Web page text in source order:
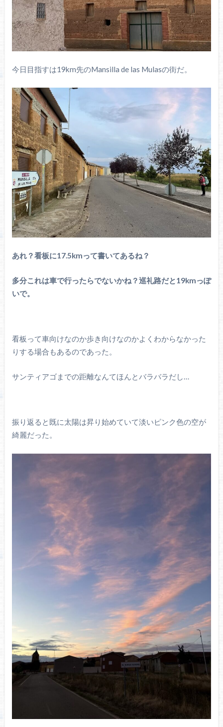
今日目指すは19km先のMansilla de las Mulasの街だ。
あれ？看板に17.5kmって書いてあるね？
多分これは車で行ったらでないかね？巡礼路だと19kmっぽ
いで。
看板って車向けなのか歩き向けなのかよくわからなかった
りする場合もあるのであった。
サンティアゴまでの距離なんてほんとバラバラだし…
振り返ると既に太陽は昇り始めていて淡いピンク色の空が
綺麗だった。